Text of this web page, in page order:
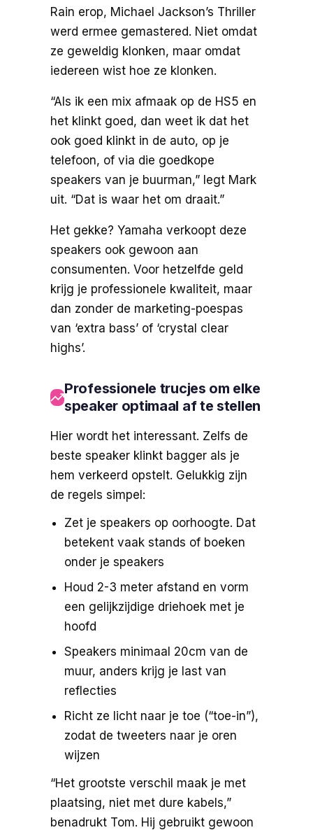
Rain erop, Michael Jackson’s Thriller
werd ermee gemastered. Niet omdat
ze geweldig klonken, maar omdat
iedereen wist hoe ze klonken.
“Als ik een mix afmaak op de HS5 en
het klinkt goed, dan weet ik dat het
ook goed klinkt in de auto, op je
telefoon, of via die goedkope
speakers van je buurman,” legt Mark
uit. “Dat is waar het om draait.”
Het gekke? Yamaha verkoopt deze
speakers ook gewoon aan
consumenten. Voor hetzelfde geld
krijg je professionele kwaliteit, maar
dan zonder de marketing-poespas
van ‘extra bass’ of ‘crystal clear
highs’.
Professionele trucjes om elke
speaker optimaal af te stellen
Hier wordt het interessant. Zelfs de
beste speaker klinkt bagger als je
hem verkeerd opstelt. Gelukkig zijn
de regels simpel:
Zet je speakers op oorhoogte. Dat
betekent vaak stands of boeken
onder je speakers
Houd 2-3 meter afstand en vorm
een gelijkzijdige driehoek met je
hoofd
Speakers minimaal 20cm van de
muur, anders krijg je last van
reflecties
Richt ze licht naar je toe (“toe-in”),
zodat de tweeters naar je oren
wijzen
“Het grootste verschil maak je met
plaatsing, niet met dure kabels,”
benadrukt Tom. Hij gebruikt gewoon